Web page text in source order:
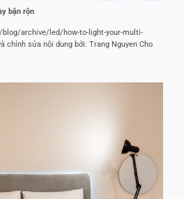
bận rộn
blog/archive/led/how-to-light-your-multi-
chỉnh sửa nội dung bởi: Trang Nguyen Cho